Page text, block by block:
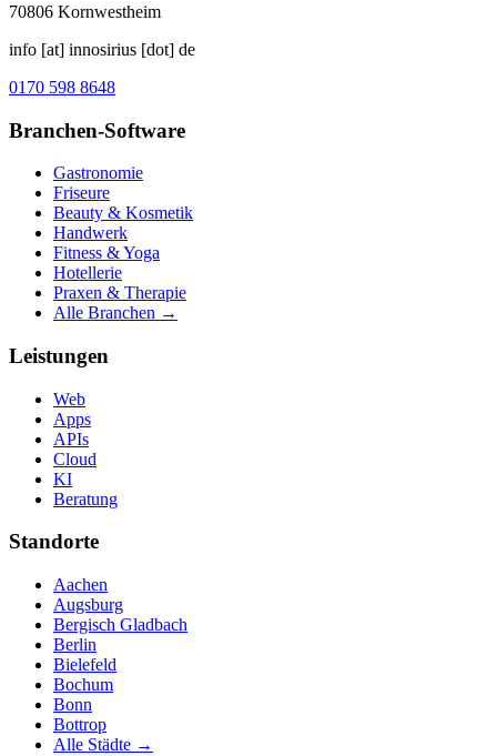
70806 Kornwestheim
info [at] innosirius [dot] de
0170 598 8648
Branchen-Software
Gastronomie
Friseure
Beauty & Kosmetik
Handwerk
Fitness & Yoga
Hotellerie
Praxen & Therapie
Alle Branchen →
Leistungen
Web
Apps
APIs
Cloud
KI
Beratung
Standorte
Aachen
Augsburg
Bergisch Gladbach
Berlin
Bielefeld
Bochum
Bonn
Bottrop
Alle Städte →